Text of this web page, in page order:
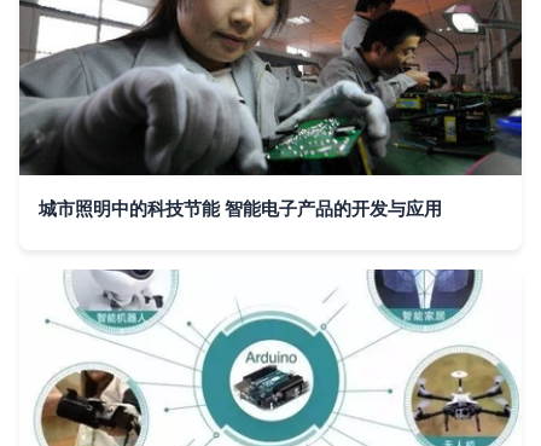
城市照明中的科技节能 智能电子产品的开发与应用